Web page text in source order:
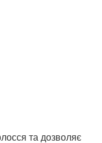
та дозволяє